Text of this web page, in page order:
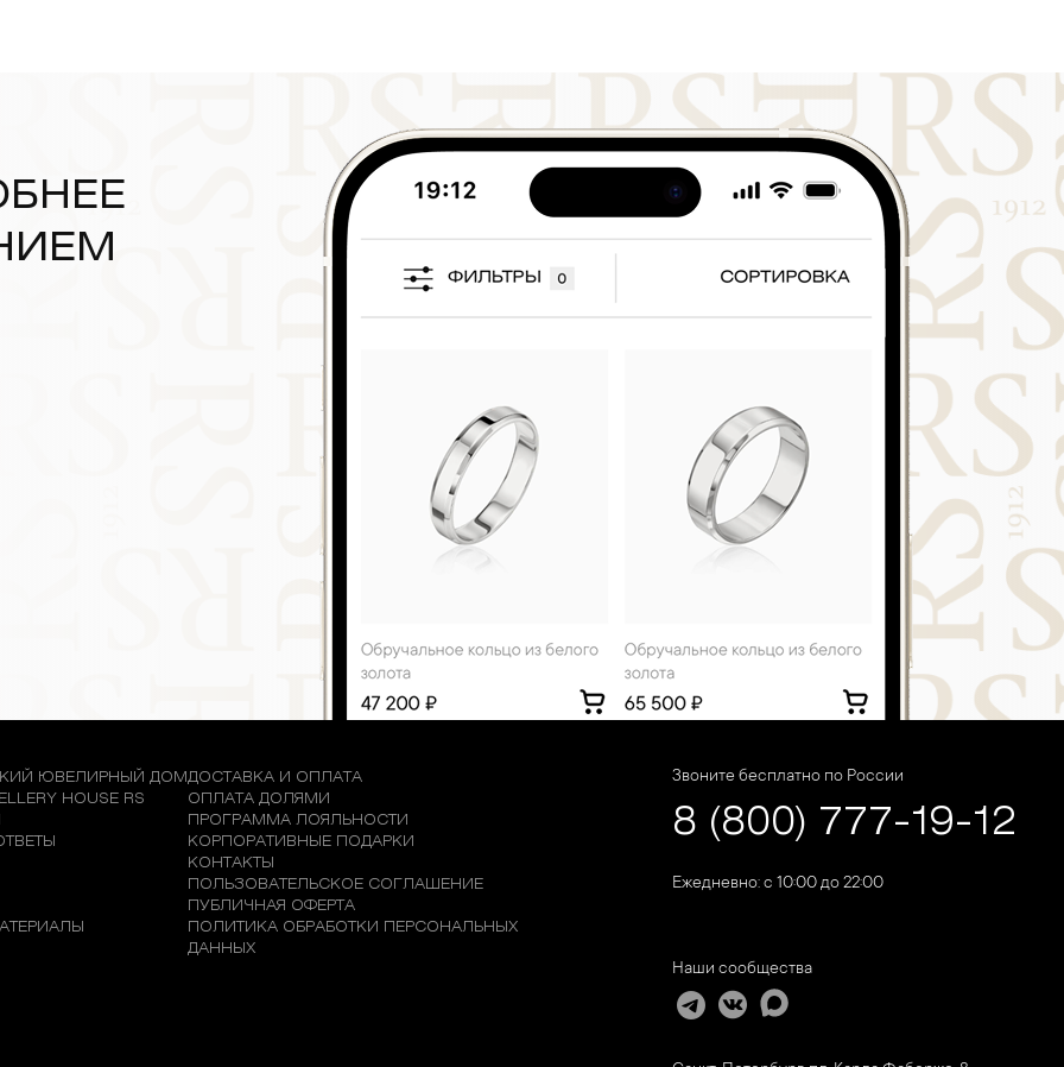
ЮВЕЛИРНЫЙ ДОМ
HOUSE RS
ДОСТАВКА И ОПЛАТА
ОПЛАТА ДОЛЯМИ
ПРОГРАММА ЛОЯЛЬНОСТИ
КОРПОРАТИВНЫЕ ПОДАРКИ
КОНТАКТЫ
ПОЛЬЗОВАТЕЛЬСКОЕ СОГЛАШЕНИЕ
ПУБЛИЧНАЯ ОФЕРТА
ПОЛИТИКА ОБРАБОТКИ ПЕРСОНАЛЬНЫХ
ДАННЫХ
Звоните бесплатно по России
8 (800) 777-19-12
Ежедневно: с 10:00 до 22:00
Наши сообщества